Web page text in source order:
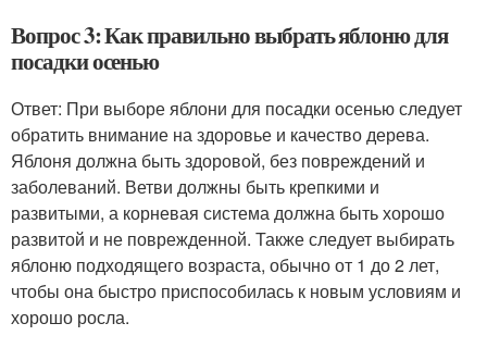
Вопрос 3: Как правильно выбрать яблоню для
посадки осенью
Ответ: При выборе яблони для посадки осенью следует
обратить внимание на здоровье и качество дерева.
Яблоня должна быть здоровой, без повреждений и
заболеваний. Ветви должны быть крепкими и
развитыми, а корневая система должна быть хорошо
развитой и не поврежденной. Также следует выбирать
яблоню подходящего возраста, обычно от 1 до 2 лет,
чтобы она быстро приспособилась к новым условиям и
хорошо росла.